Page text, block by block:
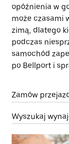
opóźnienia w
może czasami
zimą, dlatego
podczas
samochód
po Bellport i
Zamów
Wyszukaj